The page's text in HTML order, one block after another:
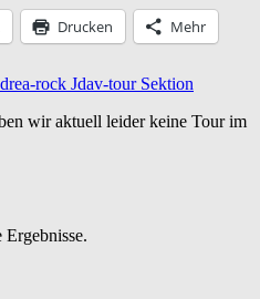
Drucken Mehr
rock Jdav-tourSektion
wir aktuell leider keine Tour im